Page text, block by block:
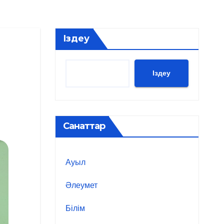
Іздеу
Іздеу
Санаттар
Ауыл
Әлеумет
Білім